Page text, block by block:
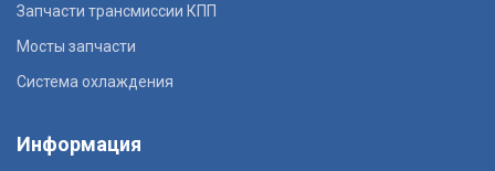
Запчасти трансмиссии КПП
Мосты запчасти
Система охлаждения
Информация